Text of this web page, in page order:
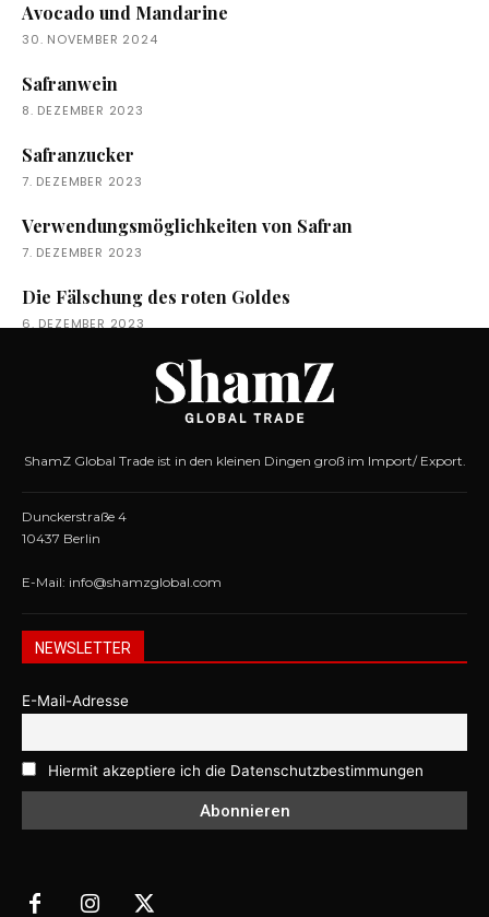
Avocado und Mandarine
30. NOVEMBER 2024
Safranwein
8. DEZEMBER 2023
Safranzucker
7. DEZEMBER 2023
Verwendungsmöglichkeiten von Safran
7. DEZEMBER 2023
Die Fälschung des roten Goldes
6. DEZEMBER 2023
ShamZ Global Trade ist in den kleinen Dingen groß im Import/ Export.
Dunckerstraße 4
10437 Berlin
E-Mail: info@shamzglobal.com
NEWSLETTER
E-Mail-Adresse
Hiermit akzeptiere ich die Datenschutzbestimmungen